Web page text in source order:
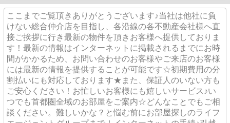
ここまでご覧頂きありがとうございます♪当社は他社に負
けない総合仲介店を目指し、各沿線の各不動産会社様へ直
接ご挨拶に行き最新の物件を頂きお客様へ提供しておりま
す！最新の情報はインターネットに掲載されるまでにお時
間がかかるため、お問い合わせのお客様やご来店のお客様
には最新の情報を提供することが可能です☆初期費用の分
割払いにも対応しております★また、保証人のいない方も
ご安心ください！お忙しいお客様にも嬉しいサービス♪い
つでも首都圏全域のお部屋をご案内☆どんなことでもご相
談ください。難しいかな？と悩む前にお部屋探しのライフ